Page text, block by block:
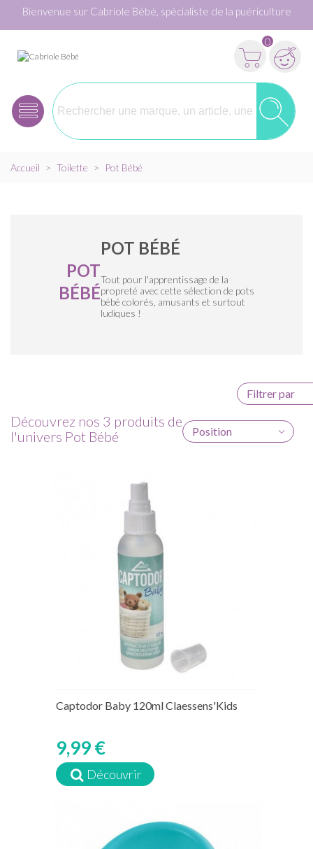
Bienvenue sur Cabriole Bébé, spécialiste de la puériculture
0
Accueil > Toilette > Pot Bébé
POT
BÉBÉ
POT BÉBÉ
Tout pour l'apprentissage de la
propreté avec cette sélection de pots
bébé colorés, amusants et surtout
ludiques !
Filtrer par
Découvrez nos 3 produits de
l'univers Pot Bébé
Position
Captodor Baby 120ml Claessens'Kids
9,99 €
Découvrir